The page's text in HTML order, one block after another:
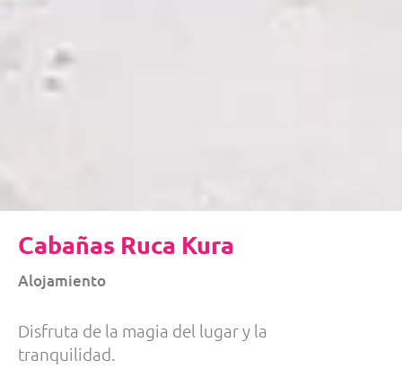
Cabañas Ruca Kura
Alojamiento
Disfruta de la magia del lugar y la
tranquilidad.